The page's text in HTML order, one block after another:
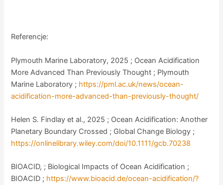
Referencje:
Plymouth Marine Laboratory, 2025 ; Ocean Acidification
More Advanced Than Previously Thought ; Plymouth
Marine Laboratory ; https://pml.ac.uk/news/ocean-
acidification-more-advanced-than-previously-thought/
Helen S. Findlay et al., 2025 ; Ocean Acidification: Another
Planetary Boundary Crossed ; Global Change Biology ;
https://onlinelibrary.wiley.com/doi/10.1111/gcb.70238
BIOACID, ; Biological Impacts of Ocean Acidification ;
BIOACID ; https://www.bioacid.de/ocean-acidification/?